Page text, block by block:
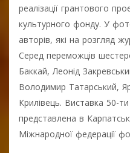
реалізації грантового
культурного фонду. У
авторів, які на розгляд
Серед переможців
Баккай, Леонід
Володимир Татарський,
Крилівець. Виставка 50-
представлена в
Міжнародної федерації